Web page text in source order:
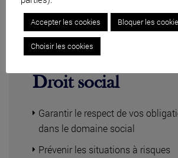
Droit social
Garantir le respect de vos
dans le domaine social
Prévenir les situations à risques
Accepter les cookies Bloquer les
Choisir les cookies